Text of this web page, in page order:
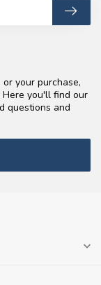
your purchase,
Here you'll find our
questions and